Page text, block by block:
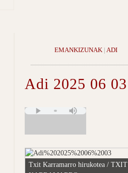
EMANKIZUNAK | ADI
Adi 2025 06 03
Txit Karramarro hirukotea / TXIT